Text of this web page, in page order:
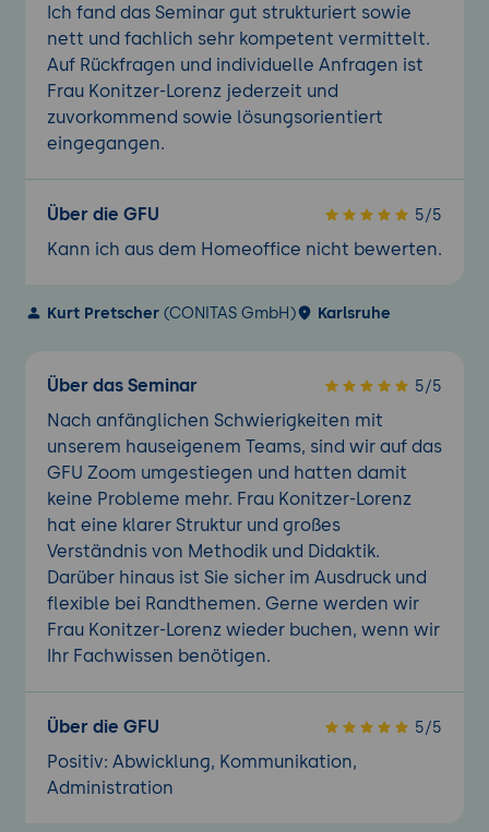
Ich fand das Seminar gut strukturiert sowie
nett und fachlich sehr kompetent vermittelt.
Auf Rückfragen und individuelle Anfragen ist
Frau Konitzer-Lorenz jederzeit und
zuvorkommend sowie lösungsorientiert
eingegangen.
Über die GFU 5/5
Kann ich aus dem Homeoffice nicht bewerten.
Kurt Pretscher(CONITAS GmbH) Karlsruhe
Über das Seminar 5/5
Nach anfänglichen Schwierigkeiten mit
unserem hauseigenem Teams, sind wir auf das
GFU Zoom umgestiegen und hatten damit
keine Probleme mehr. Frau Konitzer-Lorenz
hat eine klarer Struktur und großes
Verständnis von Methodik und Didaktik.
Darüber hinaus ist Sie sicher im Ausdruck und
flexible bei Randthemen. Gerne werden wir
Frau Konitzer-Lorenz wieder buchen, wenn wir
Ihr Fachwissen benötigen.
Über die GFU 5/5
Positiv: Abwicklung, Kommunikation,
Administration